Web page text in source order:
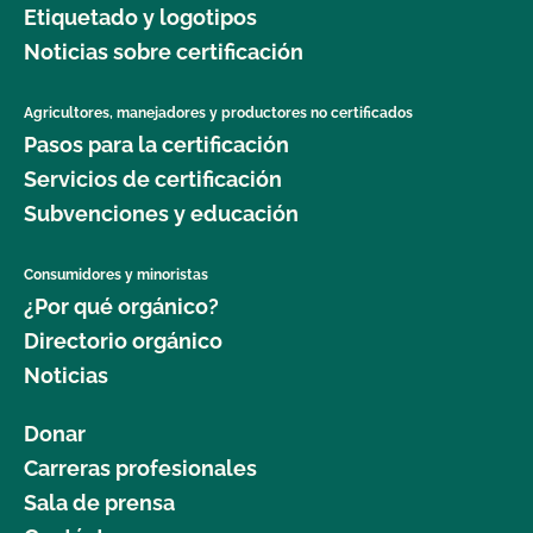
Seguridad Alimentaria?
¿Qué logotipos y declaraciones puedo poner en
mi producto certificado por OCal?
orgánico certificado?
¿Qué recursos existen en relación con los OMG y
la producción orgánica?
¿Qué recursos hay disponibles para ayudarme con
¿Qué normas certifica el CCOF?
Etiquetado y logotipos
Noticias sobre certificación
Agricultores, manejadores y productores no certificados
Pasos para la certificación
Servicios de certificación
Subvenciones y educación
Consumidores y minoristas
¿Por qué orgánico?
Directorio orgánico
Noticias
Donar
Carreras profesionales
Sala de prensa